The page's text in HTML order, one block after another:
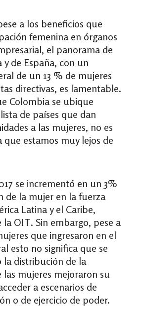
a los beneficios que
femenina en órganos
el panorama de
de España, con un
de un 13 % de mujeres
directivas, es lamentable.
Colombia se ubique
de países que dan
a las mujeres, no es
que estamos muy lejos de
se incrementó en un 3%
de la mujer en la fuerza
Latina y el Caribe,
la OIT. Sin embargo, pese a
que ingresaron en el
esto no significa que se
la distribución de la
las mujeres mejoraron su
a escenarios de
o de ejercicio de poder.